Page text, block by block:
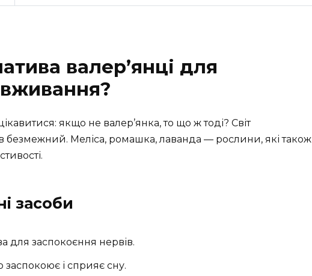
валер’янці для
якщо не валер’янка, то що ж тоді? Світ
безмежний. Меліса, ромашка, лаванда — рослини, які також
засоби
для заспокоєння нервів.
заспокоює і сприяє сну.